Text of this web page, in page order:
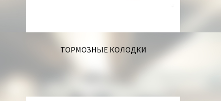
ТОРМОЗНЫЕ КОЛОДКИ